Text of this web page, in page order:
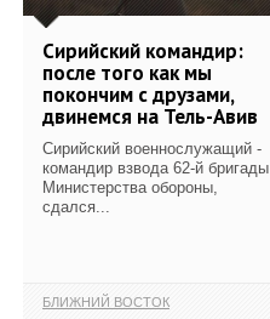
Сирийский командир:
после того как мы
покончим с друзами,
двинемся на Тель-Авив
Сирийский военнослужащий -
командир взвода 62-й бригады
Министерства обороны,
сдался...
БЛИЖНИЙ ВОСТОК